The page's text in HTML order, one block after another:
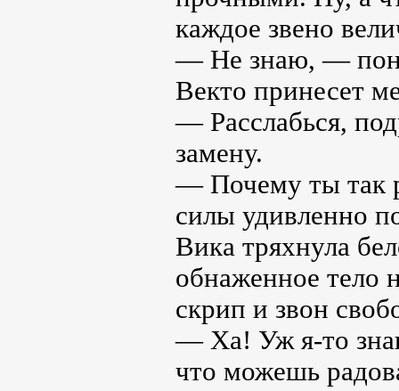
каждое звено
— Не знаю, —
Векто принесет
— Расслабься,
замену.
— Почему ты так
силы удивленно
Вика тряхнула
обнаженное тело
скрип и звон
— Ха! Уж я-то
что можешь